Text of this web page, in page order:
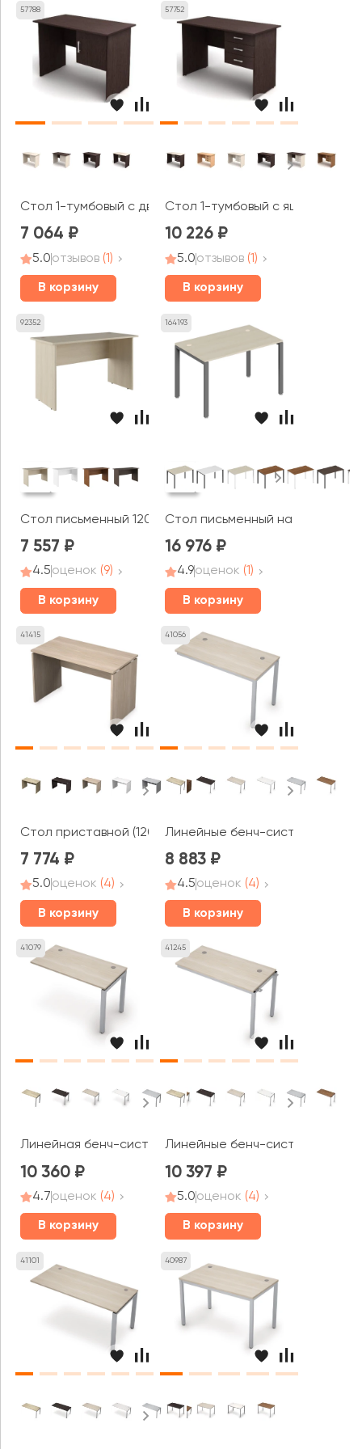
57788
Стол 1-тумбовый с дверкой (1200х600х750) (тумба с
7 064
5.0отзывов (1)
В корзину
57752
Стол 1-тумбовый с ящиками
10 226
5.0отзывов (1)
В корзину
92352
Стол письменный 120 Тренд / Trend
7 557
4.5оценок (9)
В корзину
164193
Стол письменный на
16 976
4.9оценок (1)
В корзину
41415
Стол приставной (1200*600*750) 6С.010 AVANCE
7 774
5.0оценок (4)
В корзину
41056
Линейные бенч-системы,
8 883
4.5оценок (4)
В корзину
41079
Линейная бенч-система, конечный модуль
10 360
4.7оценок (4)
В корзину
41245
Линейные бенч-системы,
10 397
5.0оценок (4)
В корзину
41101 40987